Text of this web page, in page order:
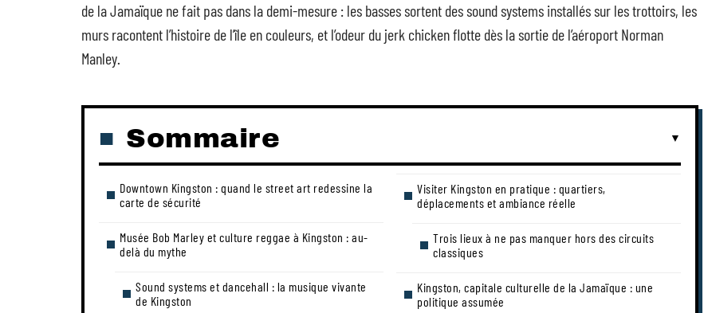
de la Jamaïque ne fait pas dans la demi-mesure : les basses sortent des sound systems installés sur les trottoirs, les
murs racontent l’histoire de l’île en couleurs, et l’odeur du jerk chicken flotte dès la sortie de l’aéroport Norman
Manley.
Sommaire
Downtown Kingston : quand le street art redessine la
carte de sécurité
Musée Bob Marley et culture reggae à Kingston : au-
delà du mythe
Sound systems et dancehall : la musique vivante
de Kingston
Visiter Kingston en pratique : quartiers,
déplacements et ambiance réelle
Trois lieux à ne pas manquer hors des circuits
classiques
Kingston, capitale culturelle de la Jamaïque : une
politique assumée